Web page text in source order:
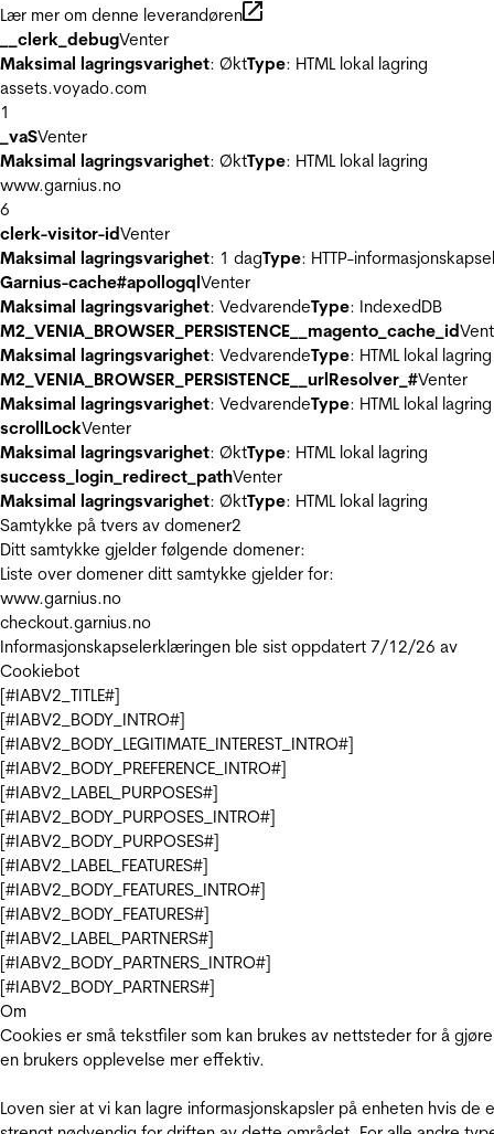
Lær mer om denne leverandøren
__clerk_debugVenter
Maksimal lagringsvarighet: ØktType: HTML lokal lagring
assets.voyado.com
1
_vaSVenter
Maksimal lagringsvarighet: ØktType: HTML lokal lagring
www.garnius.no
6
clerk-visitor-idVenter
Maksimal lagringsvarighet: 1 dagType: HTTP-informasjonskapsel
Garnius-cache#apollogqlVenter
Maksimal lagringsvarighet: VedvarendeType: IndexedDB
M2_VENIA_BROWSER_PERSISTENCE__magento_cache_id
Maksimal lagringsvarighet: VedvarendeType: HTML lokal lagring
M2_VENIA_BROWSER_PERSISTENCE__urlResolver_#Venter
Maksimal lagringsvarighet: VedvarendeType: HTML lokal lagring
scrollLockVenter
Maksimal lagringsvarighet: ØktType: HTML lokal lagring
success_login_redirect_pathVenter
Maksimal lagringsvarighet: ØktType: HTML lokal lagring
Samtykke på tvers av domener2
Ditt samtykke gjelder følgende domener:
Liste over domener ditt samtykke gjelder for:
www.garnius.no
checkout.garnius.no
Informasjonskapselerklæringen ble sist oppdatert 7/12/26 av
Cookiebot
[#IABV2_TITLE#]
[#IABV2_BODY_INTRO#]
[#IABV2_BODY_LEGITIMATE_INTEREST_INTRO#]
[#IABV2_BODY_PREFERENCE_INTRO#]
[#IABV2_LABEL_PURPOSES#]
[#IABV2_BODY_PURPOSES_INTRO#]
[#IABV2_BODY_PURPOSES#]
[#IABV2_LABEL_FEATURES#]
[#IABV2_BODY_FEATURES_INTRO#]
[#IABV2_BODY_FEATURES#]
[#IABV2_LABEL_PARTNERS#]
[#IABV2_BODY_PARTNERS_INTRO#]
[#IABV2_BODY_PARTNERS#]
Om
Cookies er små tekstfiler som kan brukes av nettsteder for å gjøre
en brukers opplevelse mer effektiv.
Loven sier at vi kan lagre informasjonskapsler på enheten hvis de